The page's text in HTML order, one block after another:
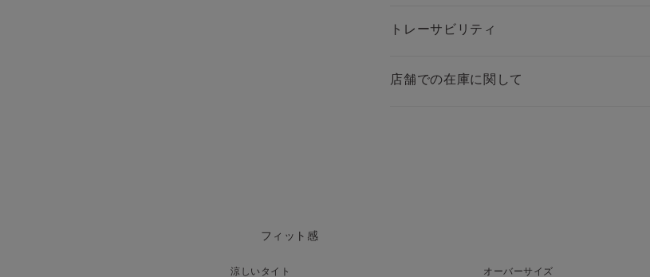
トレーサビリティ
店舗での在庫に関して
涼しい
フィット感
タイト オーバーサイズ